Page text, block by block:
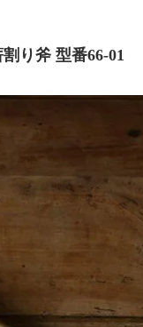
り斧 型番66-01